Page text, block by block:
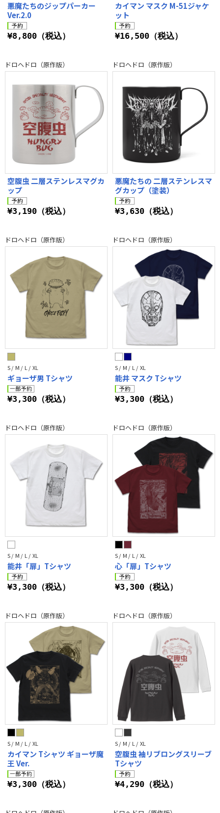
悪魔たちのジップパーカー
Ver.2.0
¥8,800（税込）
カイマン マスク M-51ジャケ
ット
¥16,500（税込）
ドロヘドロ（原作版）
空腹虫 二層ステンレスマグカ
ップ
¥3,190（税込）
ドロヘドロ（原作版）
悪魔たちの 二層ステンレスマ
グカップ（塗装）
¥3,630（税込）
ドロヘドロ（原作版）
S / M / L / XL
ギョーザ男 Tシャツ
¥3,300（税込）
ドロヘドロ（原作版）
S / M / L / XL
能井 マスク Tシャツ
¥3,300（税込）
ドロヘドロ（原作版）
S / M / L / XL
能井「扉」Tシャツ
¥3,300（税込）
ドロヘドロ（原作版）
S / M / L / XL
心「扉」Tシャツ
¥3,300（税込）
ドロヘドロ（原作版）
S / M / L / XL
カイマン Tシャツ ギョーザ魔
王 Ver.
¥3,300（税込）
ドロヘドロ（原作版）
S / M / L / XL
空腹虫 袖リブロングスリーブ
Tシャツ
¥4,290（税込）